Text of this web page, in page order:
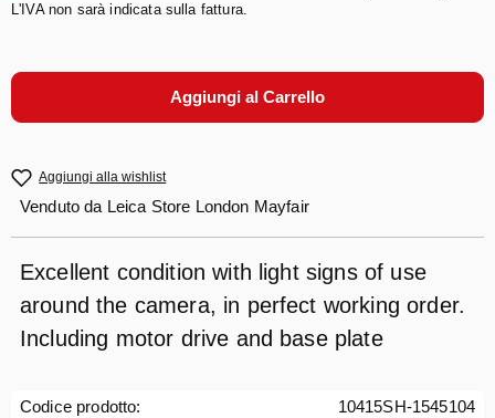
L'IVA non sarà indicata sulla fattura.
Aggiungi al Carrello
Aggiungi alla wishlist
Venduto da Leica Store London Mayfair
Excellent condition with light signs of use
around the camera, in perfect working order.
Including motor drive and base plate
Codice prodotto:
10415SH-1545104